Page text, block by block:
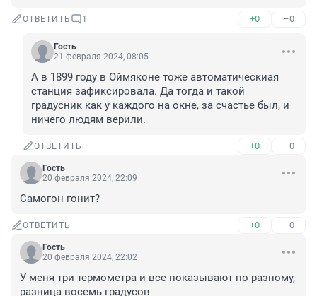
ОТВЕТИТЬ 1 +0 –0
Гость
21 февраля 2024, 08:05
А в 1899 году в Оймяконе тоже автоматическиая
станция зафиксировала. Да тогда и такой
градусник как у каждого на окне, за счастье был, и
ничего людям верили.
ОТВЕТИТЬ +0 –0
Гость
20 февраля 2024, 22:09
Самогон гонит?
ОТВЕТИТЬ +0 –0
Гость
20 февраля 2024, 22:02
У меня три термометра и все показывают по разному,
разница восемь градусов